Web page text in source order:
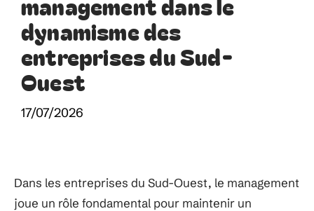
dynamisme des
entreprises du Sud-
Ouest
17/07/2026
Dans les entreprises du Sud-Ouest, le management
joue un rôle fondamental pour maintenir un